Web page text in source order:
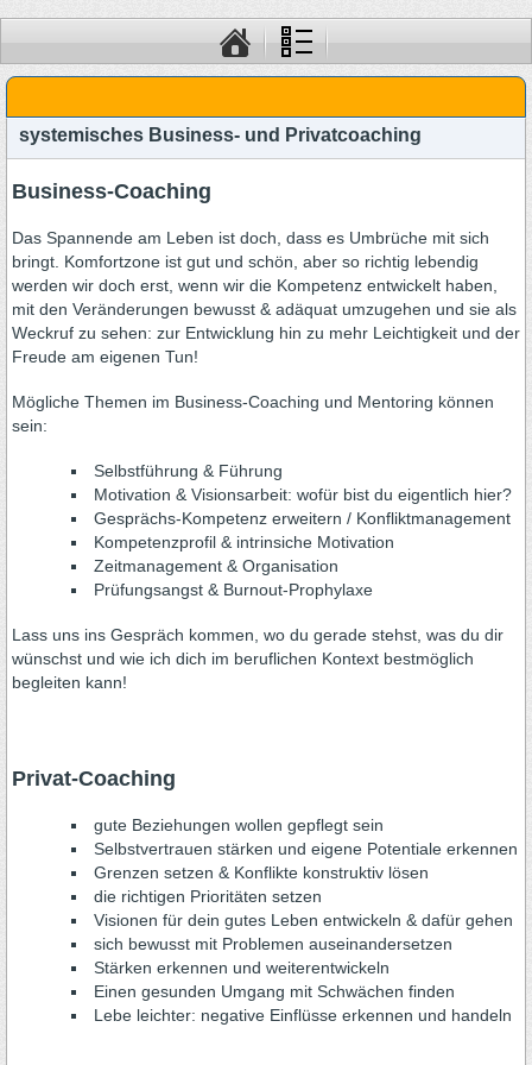
systemisches Business- und Privatcoaching
Business-Coaching
Das Spannende am Leben ist doch, dass es Umbrüche mit sich
bringt. Komfortzone ist gut und schön, aber so richtig lebendig
werden wir doch erst, wenn wir die Kompetenz entwickelt haben,
mit den Veränderungen bewusst & adäquat umzugehen und sie als
Weckruf zu sehen: zur Entwicklung hin zu mehr Leichtigkeit und der
Freude am eigenen Tun!
Mögliche Themen im Business-Coaching und Mentoring können
sein:
Selbstführung & Führung
Motivation & Visionsarbeit: wofür bist du eigentlich hier?
Gesprächs-Kompetenz erweitern / Konfliktmanagement
Kompetenzprofil & intrinsiche Motivation
Zeitmanagement & Organisation
Prüfungsangst & Burnout-Prophylaxe
Lass uns ins Gespräch kommen, wo du gerade stehst, was du dir
wünschst und wie ich dich im beruflichen Kontext bestmöglich
begleiten kann!
Privat-Coaching
gute Beziehungen wollen gepflegt sein
Selbstvertrauen stärken und eigene Potentiale erkennen
Grenzen setzen & Konflikte konstruktiv lösen
die richtigen Prioritäten setzen
Visionen für dein gutes Leben entwickeln & dafür gehen
sich bewusst mit Problemen auseinandersetzen
Stärken erkennen und weiterentwickeln
Einen gesunden Umgang mit Schwächen finden
Lebe leichter: negative Einflüsse erkennen und handeln